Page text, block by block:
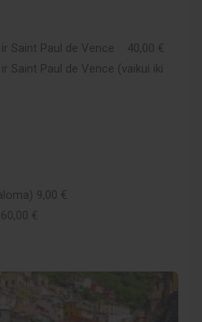
ir Saint Paul de Vence 40,00 €
Saint Paul de Vence (vaikui iki
9,00 €
€